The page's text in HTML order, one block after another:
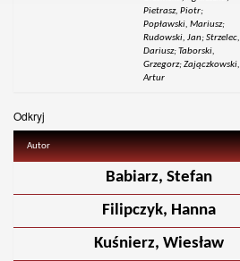
Pietrasz, Piotr;
Popławski, Mariusz;
Rudowski, Jan; Strzelec,
Dariusz; Taborski,
Grzegorz; Zajączkowski,
Artur
Odkryj
Autor
Babiarz, Stefan
Filipczyk, Hanna
Kuśnierz, Wiesław